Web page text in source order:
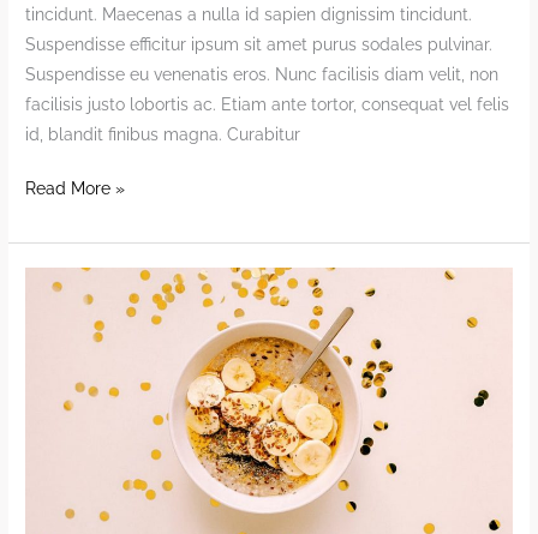
tincidunt. Maecenas a nulla id sapien dignissim tincidunt.
Suspendisse efficitur ipsum sit amet purus sodales pulvinar.
Suspendisse eu venenatis eros. Nunc facilisis diam velit, non
facilisis justo lobortis ac. Etiam ante tortor, consequat vel felis
id, blandit finibus magna. Curabitur
Frankie
Read More »